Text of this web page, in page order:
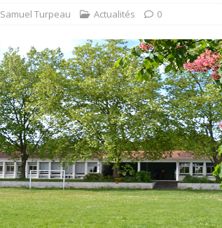
Samuel Turpeau Actualités 0